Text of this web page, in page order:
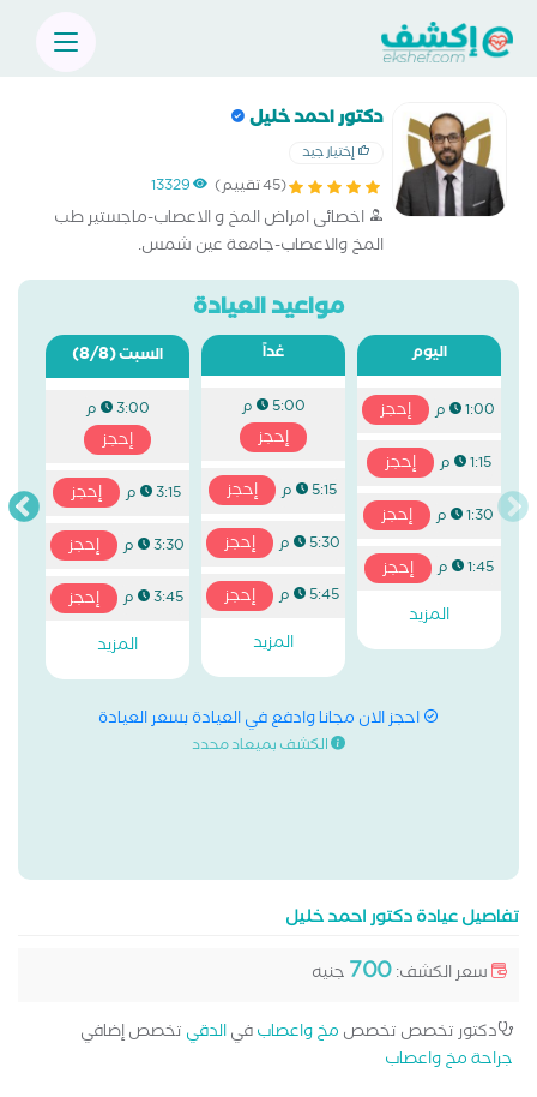
دكتور احمد خليل
إختيار جيد
(45 تقييم) 13329
اخصائى امراض المخ و الاعصاب-ماجستير طب
المخ والاعصاب-جامعة عين شمس.
مواعيد العيادة
اليوم
1:00 م إحجز
1:15 م إحجز
1:30 م إحجز
1:45 م
إحجز
المزيد
غداً
5:00 م
إحجز
5:15 م إحجز
5:30 م إحجز
5:45 م
إحجز
المزيد
السبت(8/8)
3:00 م
إحجز
3:15 م إحجز
3:30 م إحجز
3:45 م
إحجز
المزيد
احجز الان مجانا وادفع في العيادة بسعر العيادة
الكشف بميعاد محدد
تفاصيل عيادة دكتور احمد خليل
سعر الكشف:700 جنيه
دكتور تخصص تخصص مخ واعصابفيالدقي تخصص إضافي
جراحة مخ واعصاب